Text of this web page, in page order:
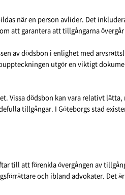
när en person avlider. Det
att garantera att tillgångarna
av dödsbon i enlighet med
utgör en viktigt
Vissa dödsbon kan vara relativt
tillgångar. I Göteborgs stad
till att förenkla övergången av
och ibland advokater.